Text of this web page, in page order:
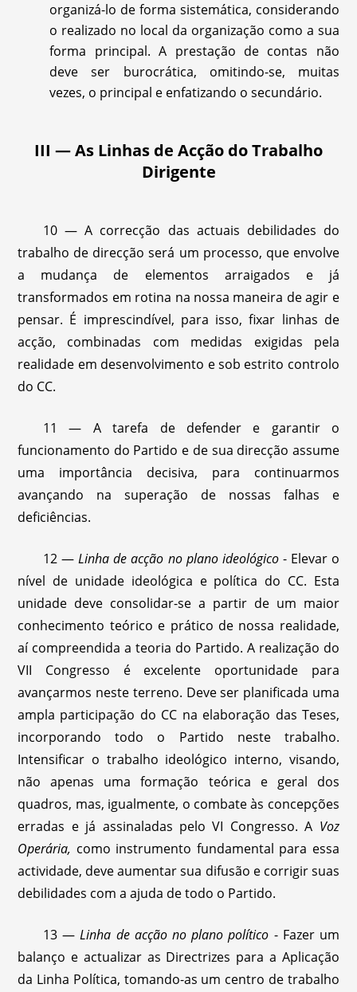
organizá-lo de forma sistemática, considerando
o realizado no local da organização como a sua
forma principal. A prestação de contas não
deve ser burocrática, omitindo-se, muitas
vezes, o principal e enfatizando o secundário.
III — As Linhas de Acção do Trabalho
Dirigente
10 — A correcção das actuais debilidades do
trabalho de direcção será um processo, que envolve
a mudança de elementos arraigados e já
transformados em rotina na nossa maneira de agir e
pensar. É imprescindível, para isso, fixar linhas de
acção, combinadas com medidas exigidas pela
realidade em desenvolvimento e sob estrito controlo
do CC.
11 — A tarefa de defender e garantir o
funcionamento do Partido e de sua direcção assume
uma importância decisiva, para continuarmos
avançando na superação de nossas falhas e
deficiências.
12 —Linha de acção no plano ideológico- Elevar o
nível de unidade ideológica e política do CC. Esta
unidade deve consolidar-se a partir de um maior
conhecimento teórico e prático de nossa realidade,
aí compreendida a teoria do Partido. A realização do
VII Congresso é excelente oportunidade para
avançarmos neste terreno. Deve ser planificada uma
ampla participação do CC na elaboração das Teses,
incorporando todo o Partido neste trabalho.
Intensificar o trabalho ideológico interno, visando,
não apenas uma formação teórica e geral dos
quadros, mas, igualmente, o combate às concepções
erradas e já assinaladas pelo VI Congresso. A Voz
Operária, como instrumento fundamental para essa
actividade, deve aumentar sua difusão e corrigir suas
debilidades com a ajuda de todo o Partido.
13 —Linha de acção no plano político - Fazer um
balanço e actualizar as Directrizes para a Aplicação
da Linha Política, tomando-as um centro de trabalho